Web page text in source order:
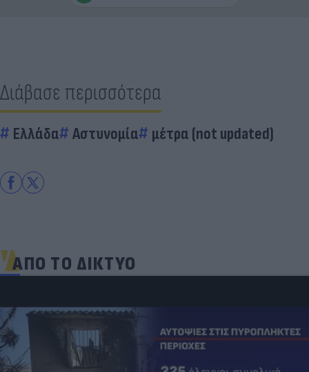
Διάβασε περισσότερα
Ελλάδα Αστυνομία μέτρα (not updated)
ΑΠΟ ΤΟ ΔΙΚΤΥΟ